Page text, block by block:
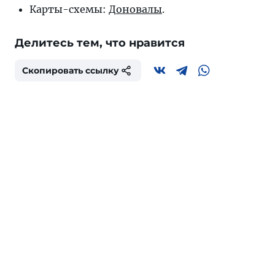
Карты-схемы: Доновалы.
Делитесь тем, что нравится
Скопировать ссылку